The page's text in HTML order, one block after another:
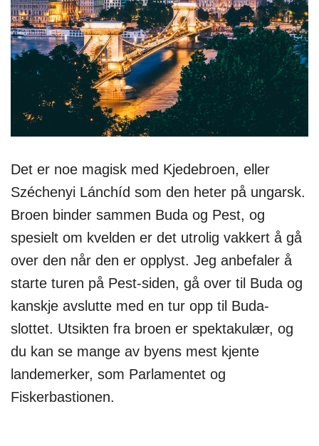
Det er noe magisk med Kjedebroen, eller
Széchenyi Lánchíd som den heter på ungarsk.
Broen binder sammen Buda og Pest, og
spesielt om kvelden er det utrolig vakkert å gå
over den når den er opplyst. Jeg anbefaler å
starte turen på Pest-siden, gå over til Buda og
kanskje avslutte med en tur opp til Buda-
slottet. Utsikten fra broen er spektakulær, og
du kan se mange av byens mest kjente
landemerker, som Parlamentet og
Fiskerbastionen.